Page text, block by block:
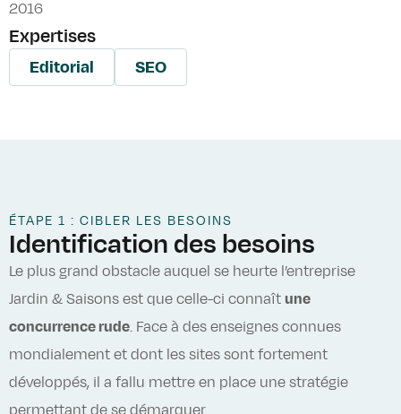
2016
Expertises
Editorial SEO
ÉTAPE 1 : CIBLER LES BESOINS
Identification des besoins
Le plus grand obstacle auquel se heurte l’entreprise
Jardin & Saisons est que celle-ci connaît une
concurrence rude. Face à des enseignes connues
mondialement et dont les sites sont fortement
développés, il a fallu mettre en place une stratégie
permettant de se démarquer.